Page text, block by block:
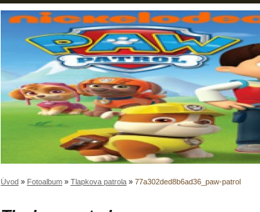
Úvod » Fotoalbum » Tlapkova patrola » 77a302ded8b6ad36_paw-patrol